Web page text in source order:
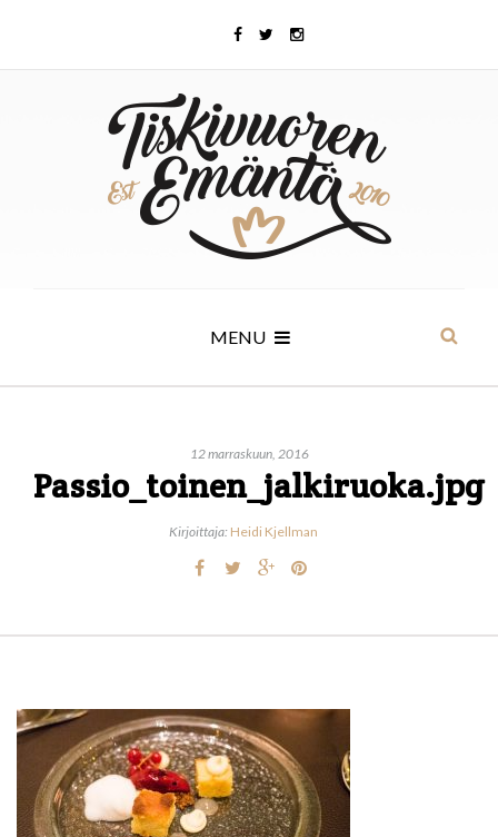
MENU
12 marraskuun, 2016
Passio_toinen_jalkiruoka.jpg
Kirjoittaja: Heidi Kjellman